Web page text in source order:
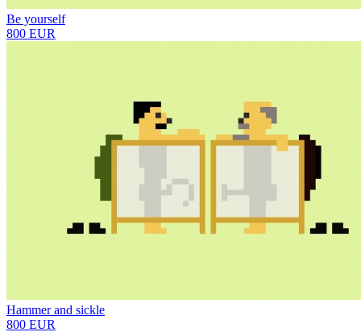
Be yourself
800 EUR
Hammer and sickle
800 EUR